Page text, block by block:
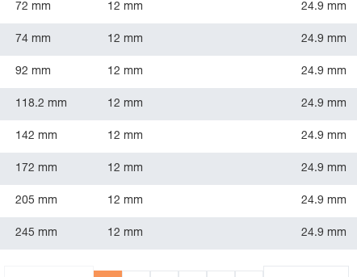
72 mm 12 mm 24.9 mm
74 mm 12 mm 24.9 mm
92 mm 12 mm 24.9 mm
118.2 mm 12 mm 24.9 mm
142 mm 12 mm 24.9 mm
172 mm 12 mm 24.9 mm
205 mm 12 mm 24.9 mm
245 mm 12 mm 24.9 mm